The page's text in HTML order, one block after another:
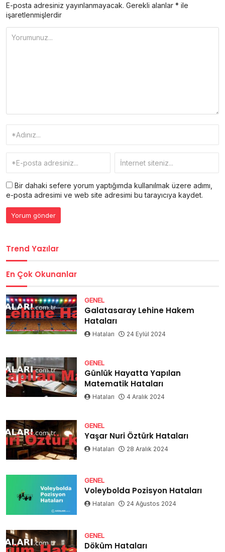
E-posta adresiniz yayınlanmayacak. Gerekli alanlar * ile
işaretlenmişlerdir
Bir dahaki sefere yorum yaptığımda kullanılmak üzere adımı,
e-posta adresimi ve web site adresimi bu tarayıcıya kaydet.
Trend Yazılar
En Çok Okunanlar
GENEL
Galatasaray Lehine Hakem
Hataları
Hataları 24 Eylül 2024
GENEL
Günlük Hayatta Yapılan
Matematik Hataları
Hataları 4 Aralık 2024
GENEL
Yaşar Nuri Öztürk Hataları
Hataları 28 Aralık 2024
GENEL
Voleybolda Pozisyon Hataları
Hataları 24 Ağustos 2024
GENEL
Döküm Hataları